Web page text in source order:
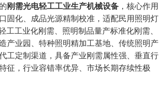
刚需光电轻工工业生产机械设备 ，核心作用
固化、成品光源精制校准，适配民用照明灯
工业化刚需、照明制品量产标准化刚需、
产业园、特种照明精加工基地、传统照明产
工定制渠道，具备产业刚需属性强、垂直行
征，行业容错率优异、市场长期存续性极